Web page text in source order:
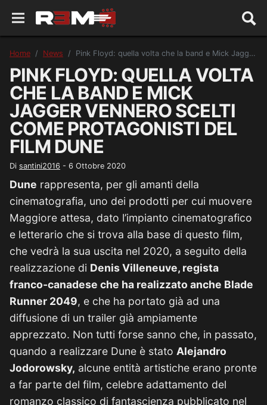
Home News Pink Floyd: quella volta che la band e Mick Jagger vennero scelti come protagonisti del film Dune
PINK FLOYD: QUELLA VOLTA
CHE LA BAND E MICK
JAGGER VENNERO SCELTI
COME PROTAGONISTI DEL
FILM DUNE
Di santini2016 - 6 Ottobre 2020
Dune rappresenta, per gli amanti della
cinematografia, uno dei prodotti per cui muovere
Maggiore attesa, dato l’impianto cinematografico
e letterario che si trova alla base di questo film,
che vedrà la sua uscita nel 2020, a seguito della
realizzazione di Denis Villeneuve, regista
franco-canadese che ha realizzato anche Blade
Runner 2049, e che ha portato già ad una
diffusione di un trailer già ampiamente
apprezzato. Non tutti forse sanno che, in passato,
quando a realizzare Dune è stato Alejandro
Jodorowsky, alcune entità artistiche erano pronte
a far parte del film, celebre adattamento del
romanzo classico di fantascienza pubblicato nel